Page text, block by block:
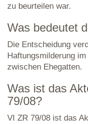
zu beurteilen war.
Was bedeutet
Die Entscheidung
Haftungsmilderung
zwischen Ehegatten.
Was ist das
79/08?
VI ZR 79/08 ist das